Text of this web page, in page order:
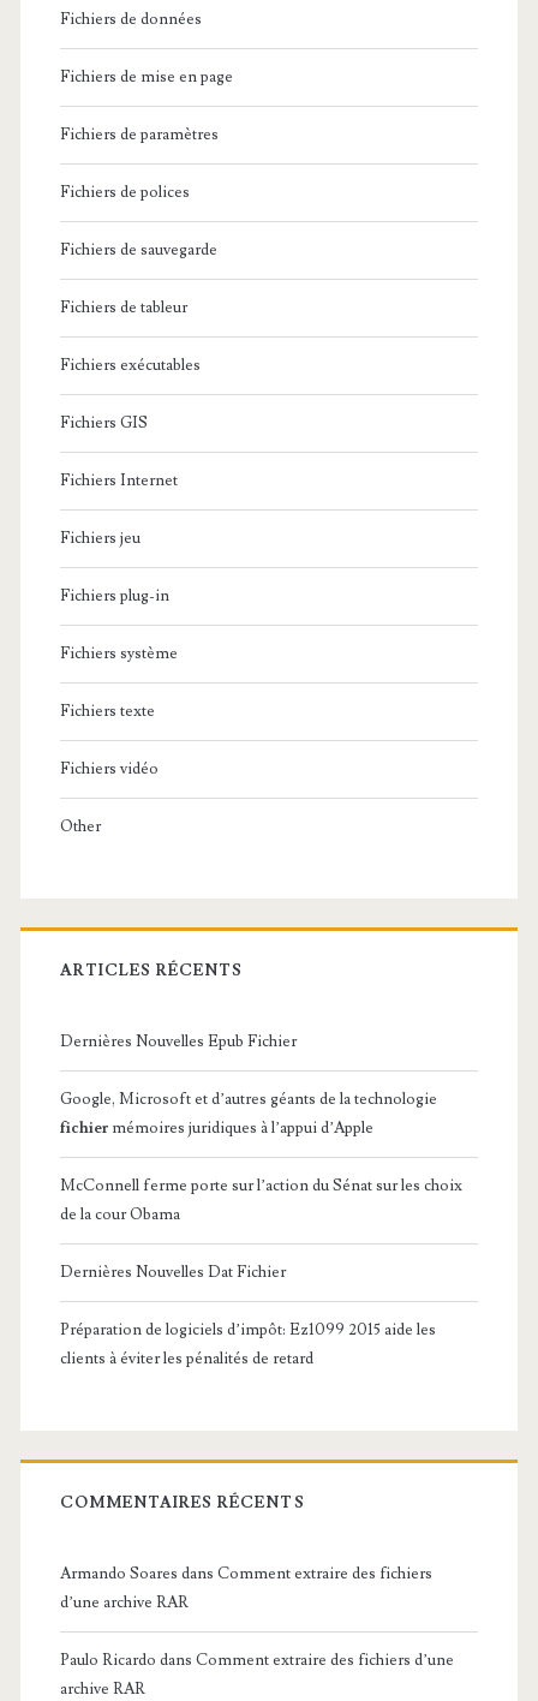
Fichiers de données
Fichiers de mise en page
Fichiers de paramètres
Fichiers de polices
Fichiers de sauvegarde
Fichiers de tableur
Fichiers exécutables
Fichiers GIS
Fichiers Internet
Fichiers jeu
Fichiers plug-in
Fichiers système
Fichiers texte
Fichiers vidéo
Other
ARTICLES RÉCENTS
Dernières Nouvelles Epub Fichier
Google, Microsoft et d’autres géants de la technologie
fichier mémoires juridiques à l’appui d’Apple
McConnell ferme porte sur l’action du Sénat sur les choix
de la cour Obama
Dernières Nouvelles Dat Fichier
Préparation de logiciels d’impôt: Ez1099 2015 aide les
clients à éviter les pénalités de retard
COMMENTAIRES RÉCENTS
Armando Soares dans Comment extraire des fichiers
d’une archive RAR
Paulo Ricardo dans Comment extraire des fichiers d’une
archive RAR